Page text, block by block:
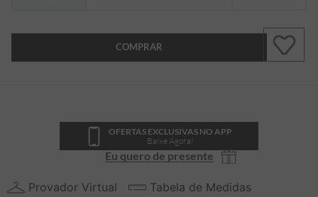
COMPRAR
OFERTAS EXCLUSIVAS NO APP
Baixe Agora!
Eu quero de presente
Provador Virtual Tabela de Medidas